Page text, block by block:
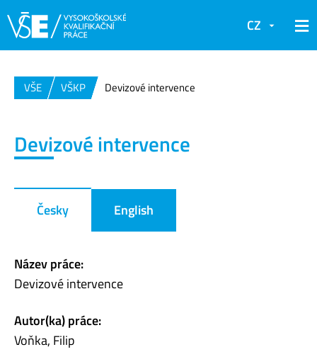
CZ
VŠE VŠKP Devizové intervence
Devizové intervence
Česky English
Název práce:
Devizové intervence
Autor(ka) práce:
Voňka, Filip